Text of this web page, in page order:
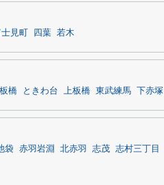
見町 四葉 若木
橋 ときわ台 上板橋 東武練馬 下赤塚
袋 赤羽岩淵 北赤羽 志茂 志村三丁目